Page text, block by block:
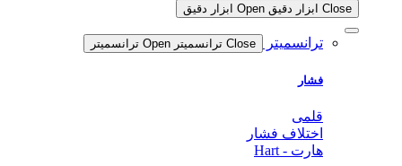
Close ابزار دقیق Open ابزار دقیق
ترانسمیتر Close ترانسمیتر Open ترانسمیتر
فشار
قلمی
اختلاف فشار
هارت - Hart